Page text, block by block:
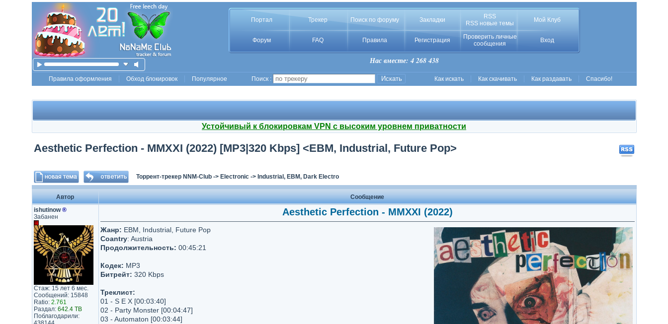
Портал Трекер Поиск по форуму Закладки
RSS
RSS новые темы
Мой Клуб
Форум FAQ Правила Регистрация
Проверить личные
сообщения
Вход
Нас вместе: 4 268 438
Правила оформления Обход блокировок Популярное Поиск : Как искать Как скачивать Как раздавать Спасибо!
Устойчивый к блокировкам VPN с высоким уровнем приватности
Aesthetic Perfection - MMXXI (2022) [MP3|320 Kbps] <EBM, Industrial, Future Pop>
Торрент-трекер NNM-Club-> Electronic-> Industrial, EBM, Dark Electro
Автор
Сообщение
ishutinow®
Забанен
Стаж: 15 лет 6 мес.
Сообщений: 15848
Ratio: 2.761
Раздал: 642.4 TB
Поблагодарили:
Aesthetic Perfection - MMXXI (2022)
Жанр: EBM, Industrial, Future Pop
Coantry: Austria
Продолжительность: 00:45:21
Кодек: MP3
Битрейт: 320 Kbps
Треклист:
01 - S E X [00:03:40]
02 - Party Monster [00:04:47]
03 - Automaton [00:03:44]